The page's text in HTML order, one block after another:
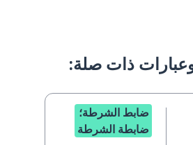
ذات صلة:
ضابط الشرطة؛
ضابطة الشرطة